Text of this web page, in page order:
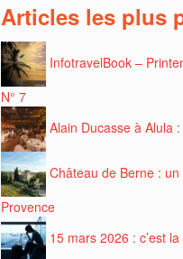
Articles les plus
InfotravelBook –
N° 7
Alain Ducasse à Alula :
Château de Berne :
Provence
15 mars 2026 : c’est